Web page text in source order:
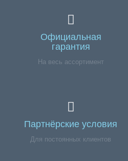
Официальная
гарантия
На весь ассортимент
Партнёрские условия
Для постоянных клиентов